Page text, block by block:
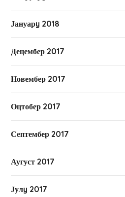
Јануарy 2018
Децембер 2017
Новембер 2017
Оцтобер 2017
Септембер 2017
Аугуст 2017
Јулy 2017